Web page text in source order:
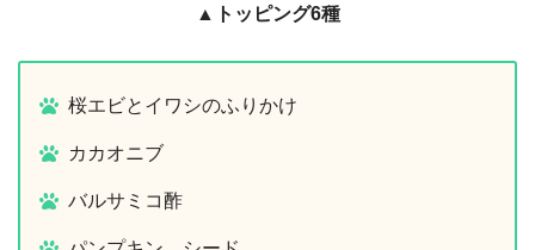
▲トッピング6種
桜エビとイワシのふりかけ
カカオニブ
バルサミコ酢